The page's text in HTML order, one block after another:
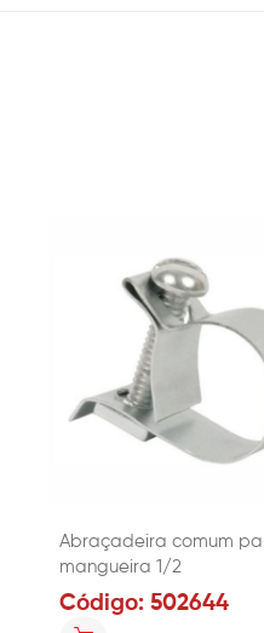
Abraçadeira comum
mangueira 1/2
Código: 502644